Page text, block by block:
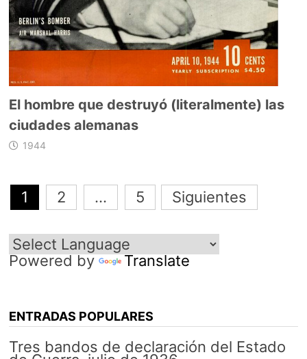
El hombre que destruyó (literalmente) las
ciudades alemanas
1944
Navegación
de
1 2 … 5 Siguientes
Powered by Translate
ENTRADAS POPULARES
Tres bandos de declaración del Estado